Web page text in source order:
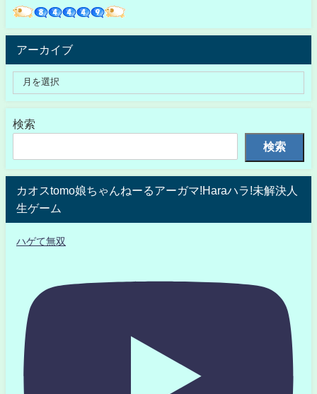
アーカイブ
検索
検索
カオスtomo娘ちゃんねーるアーガマ!Haraハラ!未解決人
生ゲーム
ハゲて無双